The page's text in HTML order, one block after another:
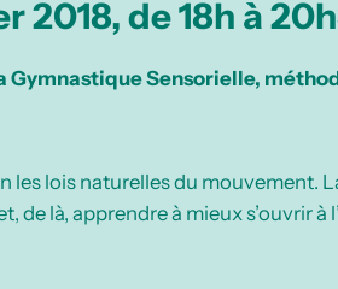
2018, de 18h à
Sensorielle,
lois naturelles du mouvement.
de là, apprendre à mieux s’ouvrir à